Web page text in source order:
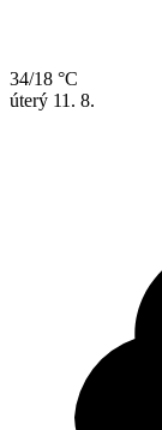
34/18 °C
úterý 11. 8.